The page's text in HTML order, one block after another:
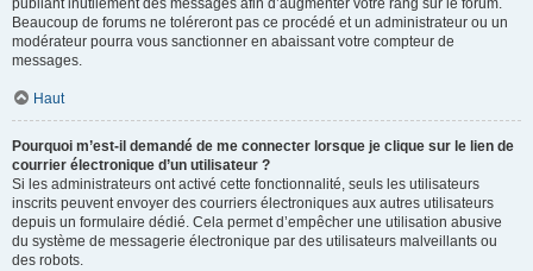
publiant inutilement des messages afin d’augmenter votre rang sur le forum.
Beaucoup de forums ne toléreront pas ce procédé et un administrateur ou un
modérateur pourra vous sanctionner en abaissant votre compteur de
messages.
Haut
Pourquoi m’est-il demandé de me connecter lorsque je clique sur le lien de
courrier électronique d’un utilisateur ?
Si les administrateurs ont activé cette fonctionnalité, seuls les utilisateurs
inscrits peuvent envoyer des courriers électroniques aux autres utilisateurs
depuis un formulaire dédié. Cela permet d’empêcher une utilisation abusive
du système de messagerie électronique par des utilisateurs malveillants ou
des robots.